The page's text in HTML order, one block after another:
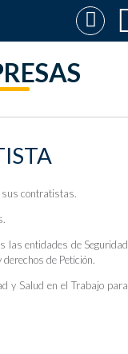
sus contratistas.
las entidades de Seguridad
de Petición.
y Salud en el Trabajo para